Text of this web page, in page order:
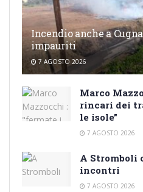
Incendio anche a
impauriti
7 AGOSTO 2026
Marco
rincari dei
le isole”
7 AGOSTO 2026
A Stromboli
incontri
7 AGOSTO 2026